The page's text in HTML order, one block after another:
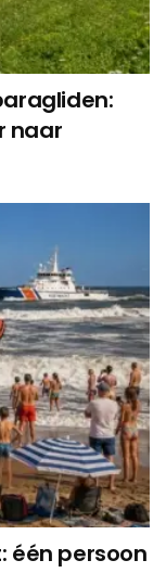
naar
één persoon